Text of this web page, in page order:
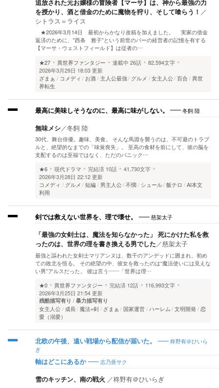
追放された元お嬢様の冒険者【マーサ】は、神から最強の力
を授かり、酒と借金のために魔物を狩り、そして喰らう！ ／
シトラス＝ライス
★2026年3月14日 最初からかなり改稿を加えました。 実家の借金
返済のために、"西条 雅子"という前世のバーの経営者の記憶を有する
【マーサ・ウェストフィールド】は従者の…
★27
異世界ファンタジー 連載中 26話
82,594文字
2026年3月29日 18:03 更新
ざまぁ
コメディ お酒 主人公最強 グルメ 女主人公 百合 異世
界転生
最高に美味しそうなのに、最高に味がしない。 冬飼 陸
無味メシ／冬飼 陸
30代、舞台俳優。趣味、美食。 そんな馬淵を襲うのは、不可避のトラブ
ルと、絶望的なまでの「味覚喪失」。 至高の食材を前にして、彼の脳を
支配するのは至福ではなく、ただのパニック…
★6
現代ドラマ 完結済 10話
41,730文字
2026年3月28日 22:12 更新
コメディ
グルメ 短編 男主人公 不憫 シュール 飯テロ
AI本文
利用
剣では救えない世界を、理で壊せ。 慈架太子
「最強の女剣士は、魔法を知らなかった」 死にかけた私を救
ったのは、世界の理を書き換える男でした／慈架太子
最強と謳われた女剣士マリアンヌは、数千のアンデッドに囲まれ、初め
ての敗北を悟る。 その絶望の中、彼女を救ったのは“魔法使いには見えな
い男”アルスだった。 彼は言う――「世界は理…
★0
異世界ファンタジー 完結済 12話
116,993文字
2026年3月25日 21:54 更新
残酷描写有り 暴力描写有り
女主人公 成長 魔法×剣 ざまぁ 国家運営 ハーレム 文明開発 恋
愛（溺愛）
北欧の午後、遠い戦場から配信が届いた。
柊野有＠ひいら
ぎ
軸はどこにあるか 志乃亜サク
雪のキッチン、南の戦火 ／柊野有＠ひいらぎ